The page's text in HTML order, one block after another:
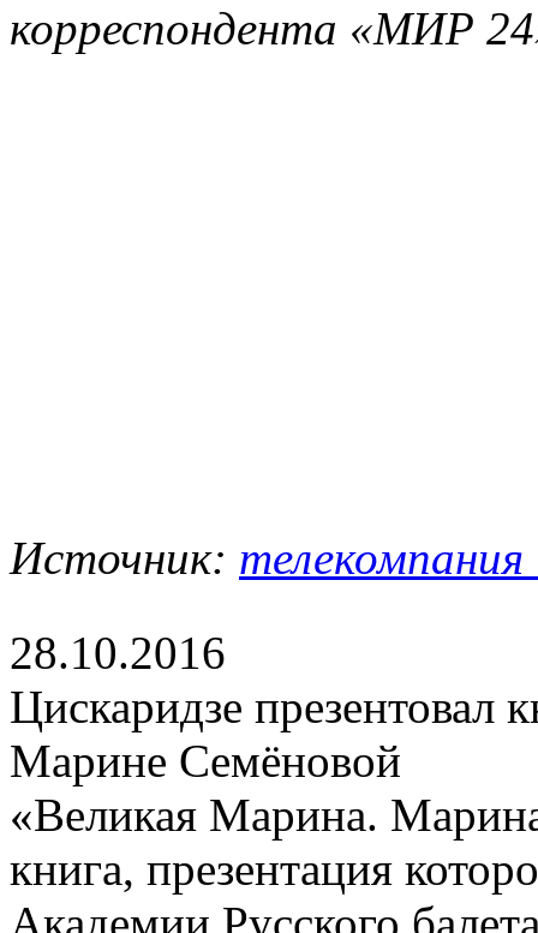
корреспондента «МИР
Источник:
28.10.2016
Цискаридзе презентовал
Марине Семёновой
«Великая Марина.
книга, презентация